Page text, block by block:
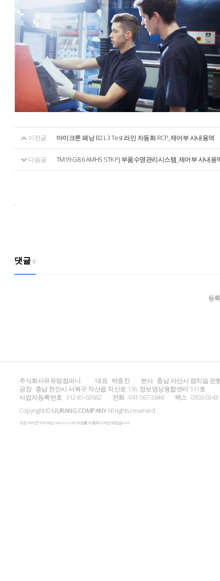
이전글 마이크론 페낭 B2 L3 Test 라인 자동화 RCP_제어부 사내용역
다음글 TM19 G8.6 AMHS STK PJ 부품수명관리시스템_제어부 사내용
.
댓글 0
등
주식회사유유랑컴퍼니 대표 박종진 본사 충남 아산시 염치읍 은
공장 충남 천안시 서북구 직산읍 직산로 136, 정보영상융합센터 511호
사업자등록번호 312-81-63682 전화 041-567-3848 팩스 0303-
Copyright © UURANG COMPANYAll rights reserved.
모든 아이콘 이미지는 Flaticon.com의 자료를 사용해 디자인되었습니다